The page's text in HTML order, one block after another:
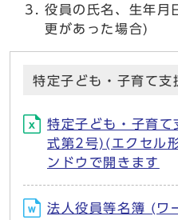
役員の氏名、生年月
更があった場合)
特定子ども・子育て支
特定子ども・子育
式第2号)(エクセル
ンドウで開きます
法人役員等名簿 (